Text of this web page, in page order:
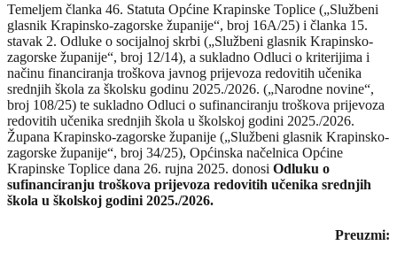
Temeljem članka 46. Statuta Općine Krapinske Toplice („Službeni
glasnik Krapinsko-zagorske županije“, broj 16A/25) i članka 15.
stavak 2. Odluke o socijalnoj skrbi („Službeni glasnik Krapinsko-
zagorske županije“, broj 12/14), a sukladno Odluci o kriterijima i
načinu financiranja troškova javnog prijevoza redovitih učenika
srednjih škola za školsku godinu 2025./2026. („Narodne novine“,
broj 108/25) te sukladno Odluci o sufinanciranju troškova prijevoza
redovitih učenika srednjih škola u školskoj godini 2025./2026.
Župana Krapinsko-zagorske županije („Službeni glasnik Krapinsko-
zagorske županije“, broj 34/25), Općinska načelnica Općine
Krapinske Toplice dana 26. rujna 2025. donosi Odluku o
sufinanciranju troškova prijevoza redovitih učenika srednjih
škola u školskoj godini 2025./2026.
Preuzmi: